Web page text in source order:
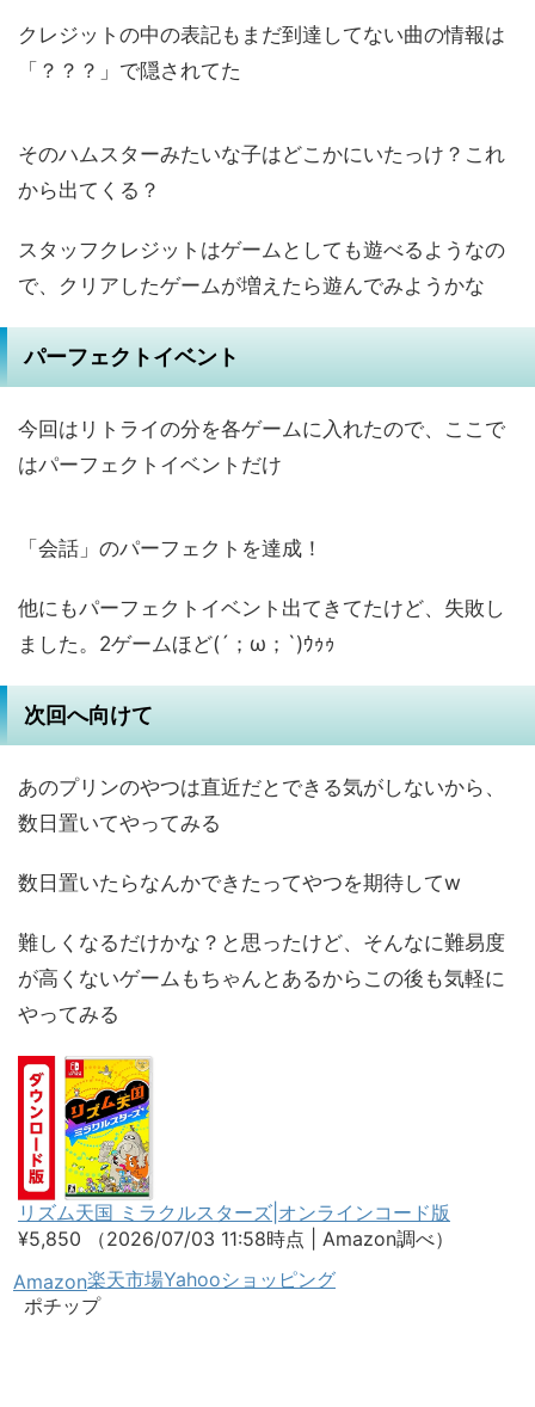
クレジットの中の表記もまだ到達してない曲の情報は
「？？？」で隠されてた
そのハムスターみたいな子はどこかにいたっけ？これ
から出てくる？
スタッフクレジットはゲームとしても遊べるようなの
で、クリアしたゲームが増えたら遊んでみようかな
パーフェクトイベント
今回はリトライの分を各ゲームに入れたので、ここで
はパーフェクトイベントだけ
「会話」のパーフェクトを達成！
他にもパーフェクトイベント出てきてたけど、失敗し
ました。2ゲームほど(´；ω；`)ｳｩｩ
次回へ向けて
あのプリンのやつは直近だとできる気がしないから、
数日置いてやってみる
数日置いたらなんかできたってやつを期待してw
難しくなるだけかな？と思ったけど、そんなに難易度
が高くないゲームもちゃんとあるからこの後も気軽に
やってみる
リズム天国 ミラクルスターズ|オンラインコード版
¥5,850
（2026/07/03 11:58時点 | Amazon調べ）
Amazon楽天市場Yahooショッピング
ポチップ